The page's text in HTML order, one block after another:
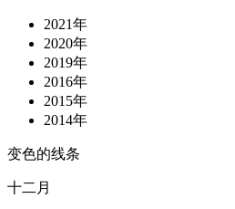
2021年
2020年
2019年
2016年
2015年
2014年
变色的线条
十二月